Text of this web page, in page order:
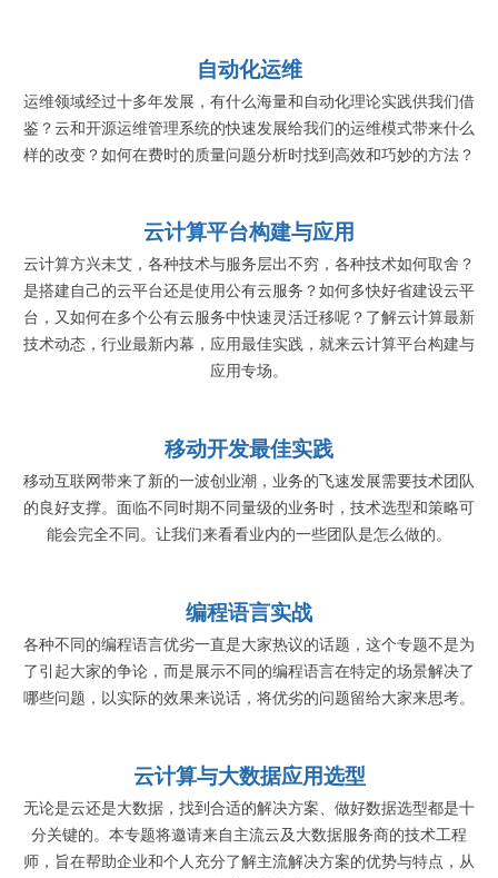
自动化运维
运维领域经过十多年发展，有什么海量和自动化理论实践供我们借
鉴？云和开源运维管理系统的快速发展给我们的运维模式带来什么
样的改变？如何在费时的质量问题分析时找到高效和巧妙的方法？
云计算平台构建与应用
云计算方兴未艾，各种技术与服务层出不穷，各种技术如何取舍？
是搭建自己的云平台还是使用公有云服务？如何多快好省建设云平
台，又如何在多个公有云服务中快速灵活迁移呢？了解云计算最新
技术动态，行业最新内幕，应用最佳实践，就来云计算平台构建与
应用专场。
移动开发最佳实践
移动互联网带来了新的一波创业潮，业务的飞速发展需要技术团队
的良好支撑。面临不同时期不同量级的业务时，技术选型和策略可
能会完全不同。让我们来看看业内的一些团队是怎么做的。
编程语言实战
各种不同的编程语言优劣一直是大家热议的话题，这个专题不是为
了引起大家的争论，而是展示不同的编程语言在特定的场景解决了
哪些问题，以实际的效果来说话，将优劣的问题留给大家来思考。
云计算与大数据应用选型
无论是云还是大数据，找到合适的解决方案、做好数据选型都是十
分关键的。本专题将邀请来自主流云及大数据服务商的技术工程
师，旨在帮助企业和个人充分了解主流解决方案的优势与特点，从